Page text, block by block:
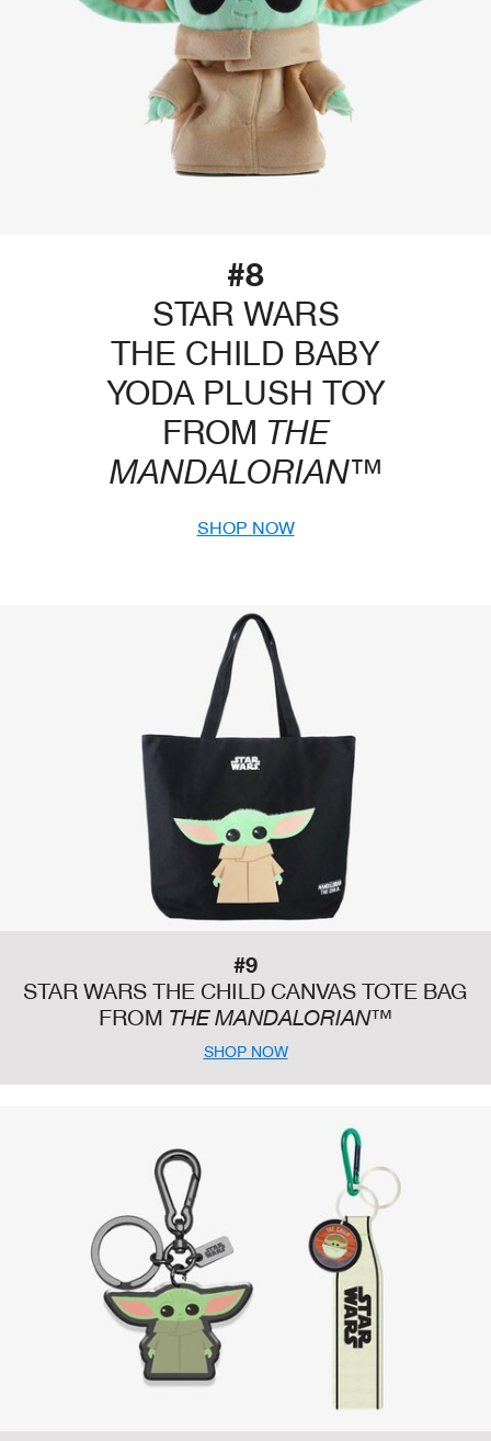
#8
STAR WARS
THE CHILD BABY
YODA PLUSH TOY
FROM THE
MANDALORIAN™
SHOP NOW
#9
STAR WARS THE CHILD CANVAS TOTE BAG
FROM THE MANDALORIAN™
SHOP NOW